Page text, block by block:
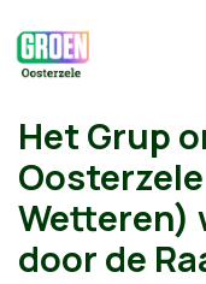
Het Grup
Wetteren)
door de